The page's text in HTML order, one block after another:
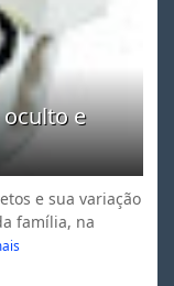
e
e sua variação
família, na